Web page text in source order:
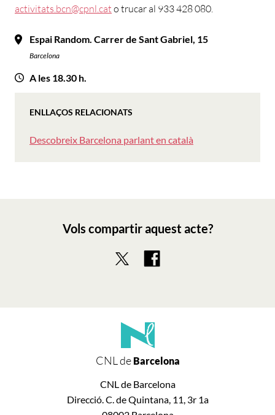
activitats.bcn@cpnl.cat o trucar al 933 428 080.
Espai Random. Carrer de Sant Gabriel, 15
Barcelona
A les 18.30 h.
ENLLAÇOS RELACIONATS
Descobreix Barcelona parlant en català
Vols compartir aquest acte?
CNL deBarcelona
CNL de Barcelona
Direcció. C. de Quintana, 11, 3r 1a